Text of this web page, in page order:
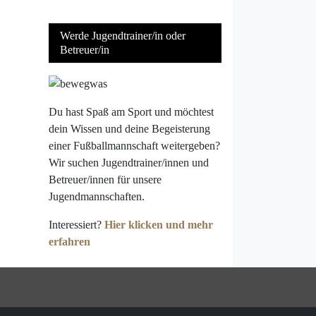
Werde Jugendtrainer/in oder
Betreuer/in
Du hast Spaß am Sport und möchtest
dein Wissen und deine Begeisterung
einer Fußballmannschaft weitergeben?
Wir suchen Jugendtrainer/innen und
Betreuer/innen für unsere
Jugendmannschaften.
Interessiert? Hier klicken und mehr
erfahren